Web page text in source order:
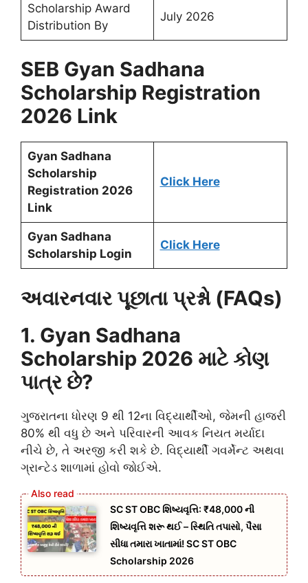
Scholarship Award
Distribution By
July 2026
SEB Gyan Sadhana
Scholarship Registration
2026 Link
Gyan Sadhana
Scholarship
Registration 2026
Link
Click Here
Gyan Sadhana
Scholarship Login
Click Here
અવારનવાર પૂછાતા પ્રશ્નો (FAQs)
1. Gyan Sadhana
Scholarship 2026 માટે કોણ
પાત્ર છે?
ગુજરાતના ધોરણ 9 થી 12ના વિદ્યાર્થીઓ, જેમની હાજરી
80% થી વધુ છે અને પરિવારની આવક નિયત મર્યાદા
નીચે છે, તે અરજી કરી શકે છે. વિદ્યાર્થી ગવર્મેન્ટ અથવા
ગ્રાન્ટેડ શાળામાં હોવો જોઈએ.
SC ST OBC શિષ્યવૃત્તિ: ₹48,000 ની
શિષ્યવૃત્તિ શરૂ થઈ – સ્થિતિ તપાસો, પૈસા
સીધા તમારા ખાતામાં! SC ST OBC
Scholarship 2026